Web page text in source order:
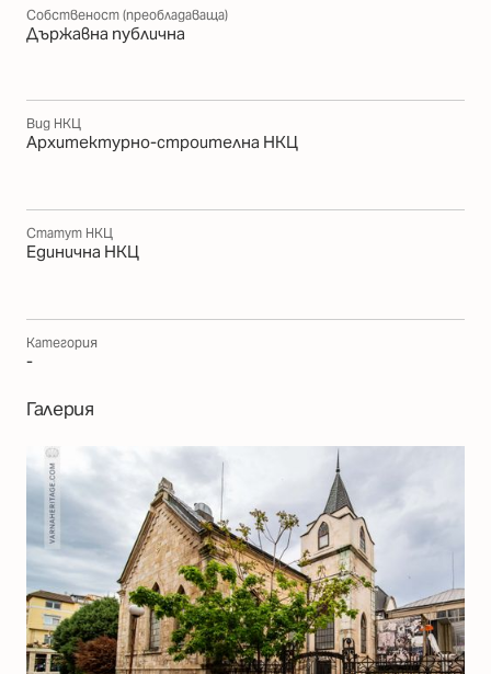
Собственост (преобладаваща)
Държавна публична
Вид НКЦ
Архитектурно-строителна НКЦ
Статут НКЦ
Единична НКЦ
Категория
-
Галерия